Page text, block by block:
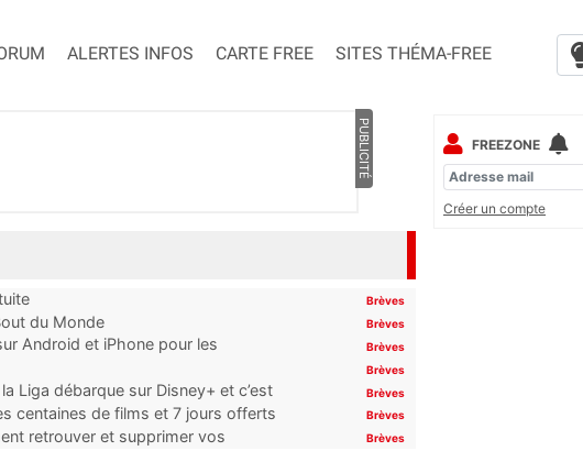
ALERTES INFOS CARTE FREE SITES THÉMA-FREE
PUBLICITÉ
Brèves
du Monde Brèves
Android et iPhone pour les
Brèves
Brèves
Liga débarque sur Disney+ et c’est
Brèves
centaines de films et 7 jours offerts Brèves
retrouver et supprimer vos
Brèves
FREEZONE
Créer un compte